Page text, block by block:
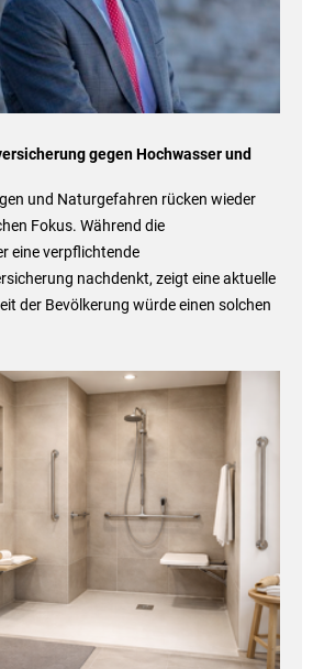
gegen Hochwasser und
und Naturgefahren rücken wieder
Fokus. Während die
eine verpflichtende
nachdenkt, zeigt eine aktuelle
der Bevölkerung würde einen solchen